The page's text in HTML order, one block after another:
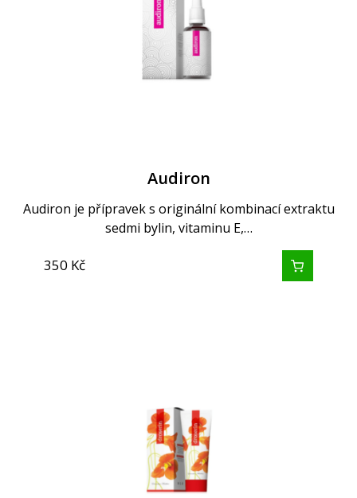
Audiron
Audiron je přípravek s originální kombinací extraktu
sedmi bylin, vitaminu E,…
350 Kč